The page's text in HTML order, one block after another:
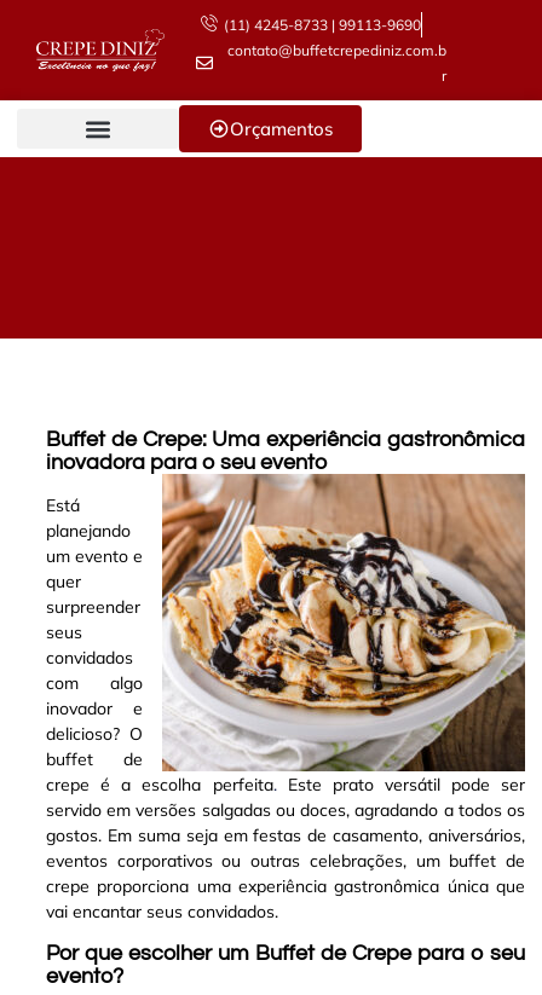
(11) 4245-8733 | 99113-9690
contato@buffetcrepediniz.com.b
r
Orçamentos
Buffet de Crepe: Uma experiência gastronômica
inovadora para o seu evento
Está
planejando
um evento e
quer
surpreender
seus
convidados
com algo
inovador e
delicioso? O
buffet de
crepe é a escolha perfeita.Este prato versátil pode ser
servido em versões salgadas ou doces, agradando a todos os
gostos. Em suma seja em festas de casamento, aniversários,
eventos corporativos ou outras celebrações, um buffet de
crepe proporciona uma experiência gastronômica única que
vai encantar seus convidados.
Por que escolher um Buffet de Crepe para o seu
evento?